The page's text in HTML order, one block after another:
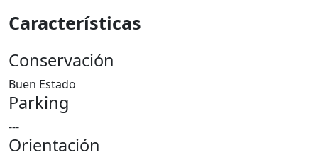
Características
Conservación
Buen Estado
Parking
---
Orientación